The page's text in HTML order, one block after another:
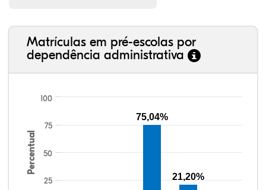
Matrículas em pré-escolas por
dependência administrativa
Percentual
25
50
75
100
75,04%
21,20%